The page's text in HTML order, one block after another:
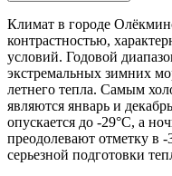
Климат в городе
контрастностью,
условий. Годовой
экстремальных зимних
летнего тепла. Самым
являются январь и
опускается до -29°C, а
преодолевают отметку в -
серьезной подготовки